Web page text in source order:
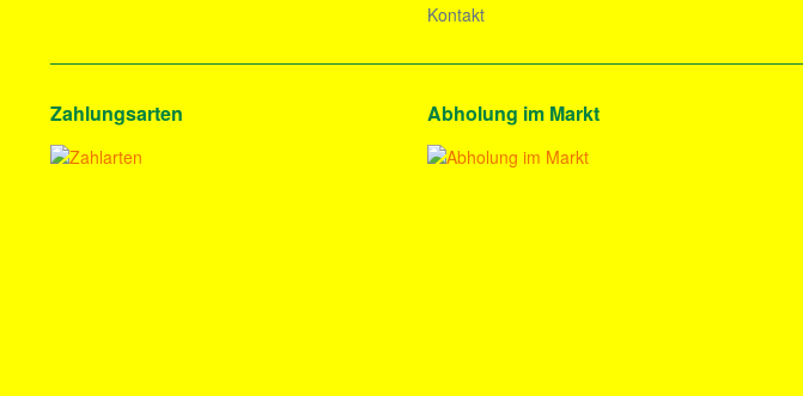
Kontakt
Zahlungsarten Abholung im Markt